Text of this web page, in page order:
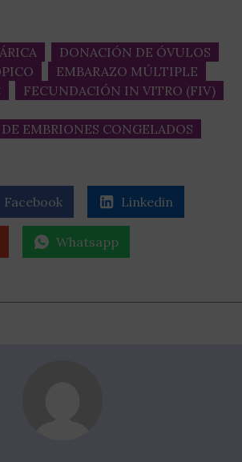
DONACIÓN DE ÓVULOS
EMBARAZO MÚLTIPLE
FECUNDACIÓN IN VITRO (FIV)
EMBRIONES CONGELADOS
Facebook Linkedin
Whatsapp